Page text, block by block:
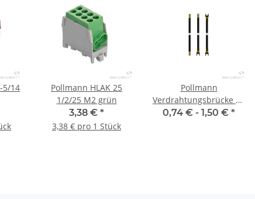
5/14
Pollmann HLAK 25
1/2/25 M2 grün
3,38 € *
3,38 € pro 1 Stück
Pollmann
Verdrahtungsbrücke 10
mm² schwarz
0,74 € - 1,50 € *